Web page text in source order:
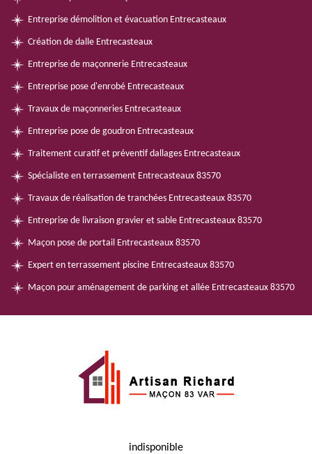
Entreprise démolition et évacuation Entrecasteaux
Création de dalle Entrecasteaux
Entreprise de maçonnerie Entrecasteaux
Entreprise pose d'enrobé Entrecasteaux
Travaux de maçonneries Entrecasteaux
Entreprise pose de goudron Entrecasteaux
Traitement curatif et préventif dallages Entrecasteaux
Spécialiste en terrassement Entrecasteaux 83570
Travaux de réalisation de tranchées Entrecasteaux 83570
Entreprise de livraison gravier et sable Entrecasteaux 83570
Maçon pose de portail Entrecasteaux 83570
Expert en terrassement piscine Entrecasteaux 83570
Maçon pour aménagement de parking et allée Entrecasteaux 83570
indisponible